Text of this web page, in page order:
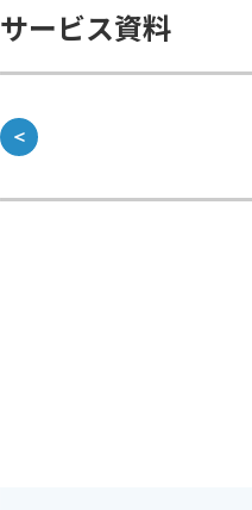
サービス資料
＜